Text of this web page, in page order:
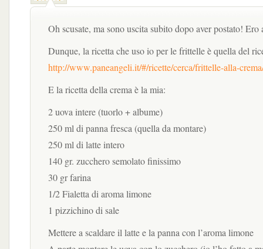
Oh scusate, ma sono uscita subito dopo aver postato!
Dunque, la ricetta che uso io per le frittelle è quella del
http://www.paneangeli.it/#/ricette/cerca/frittelle-alla-
E la ricetta della crema è la mia:
2 uova intere (tuorlo + albume)
250 ml di panna fresca (quella da montare)
250 ml di latte intero
140 gr. zucchero semolato finissimo
30 gr farina
1/2 Fialetta di aroma limone
1 pizzichino di sale
Mettere a scaldare il latte e la panna con l’aroma limone